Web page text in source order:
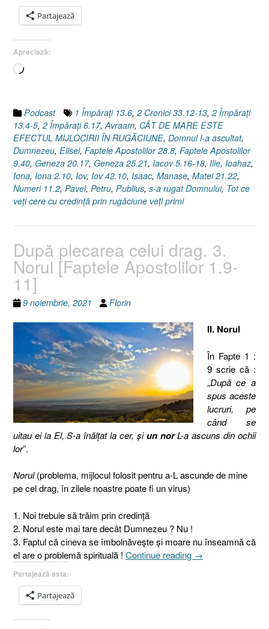
Partajează
Apreciază:
Încarc...
Podcast 1 Împăraţi 13.6, 2 Cronici 33.12-13, 2 Împăraţi
13.4-5, 2 Împăraţi 6.17, Avraam, CÂT DE MARE ESTE
EFECTUL MIJLOCIRII ÎN RUGĂCIUNE, Domnul l-a ascultat,
Dumnezeu, Elisei, Faptele Apostolilor 28.8, Faptele Apostolilor
9.40, Geneza 20.17, Geneza 25.21, Iacov 5.16-18, Ilie, Ioahaz,
Iona, Iona 2.10, Iov, Iov 42.10, Isaac, Manase, Matei 21.22,
Numeri 11.2, Pavel, Petru, Publius, s-a rugat Domnului, Tot ce
veţi cere cu credinţă prin rugăciune veţi primi
După plecarea celui drag. 3.
Norul [Faptele Apostolilor 1.9-
11]
9 noiembrie, 2021 Florin
II. Norul
În Fapte 1 :
9 scrie că :
„După ce a
spus aceste
lucruri, pe
când se
uitau ei la El, S-a înălţat la cer, şiun norL-a ascuns din ochii
lor”.
Norul(problema, mijlocul folosit pentru a-L ascunde de mine
pe cel drag, în zilele noastre poate fi un virus)
1. Noi trebuie să trăim prin credinţă
2. Norul este mai tare decât Dumnezeu ? Nu !
3. Faptul că cineva se îmbolnăveşte şi moare nu înseamnă că
el are o problemă spirituală ! Continue reading „După
→
Partajează asta:
Partajează